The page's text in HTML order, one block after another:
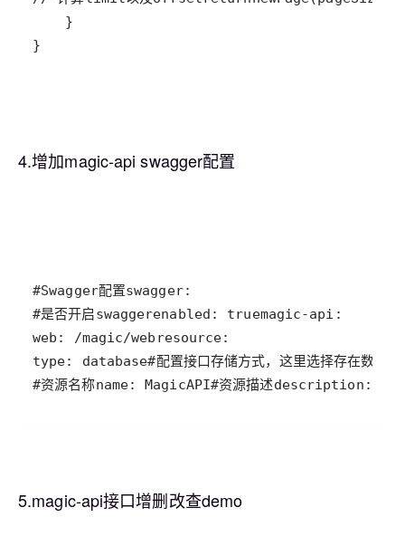
4.增加magic-api swagger配置
#Swagger配置swagger
#是否开启swaggerenabled : truemagic-api
web : /magic/web resource
type: database#配置接口存储方式，这里选择存在数据库
#资源名称name: MagicAPI#资源描述description :
5.magic-api接口增删改查demo